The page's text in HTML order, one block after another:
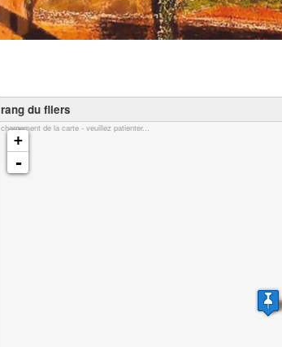
rang du fliers
chargement de la carte - veuillez patienter...
+
-